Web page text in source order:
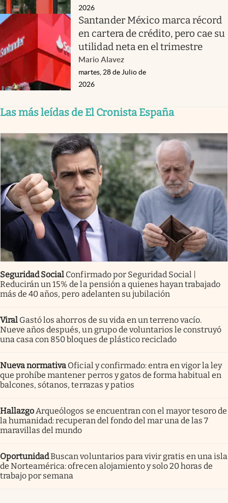
2026
Santander México marca récord
en cartera de crédito, pero cae su
utilidad neta en el trimestre
Mario Alavez
martes, 28 de Julio de
2026
Las más leídas de El Cronista España
Seguridad Social Confirmado por Seguridad Social |
Reducirán un 15% de la pensión a quienes hayan trabajado
más de 40 años, pero adelanten su jubilación
Viral Gastó los ahorros de su vida en un terreno vacío.
Nueve años después, un grupo de voluntarios le construyó
una casa con 850 bloques de plástico reciclado
Nueva normativa Oficial y confirmado: entra en vigor la ley
que prohíbe mantener perros y gatos de forma habitual en
balcones, sótanos, terrazas y patios
Hallazgo Arqueólogos se encuentran con el mayor tesoro de
la humanidad: recuperan del fondo del mar una de las 7
maravillas del mundo
OportunidadBuscan voluntarios para vivir gratis en una isla
de Norteamérica: ofrecen alojamiento y solo 20 horas de
trabajo por semana